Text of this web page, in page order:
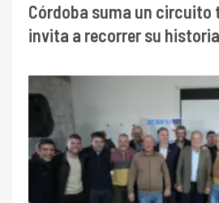
Córdoba suma un
invita a recorrer su